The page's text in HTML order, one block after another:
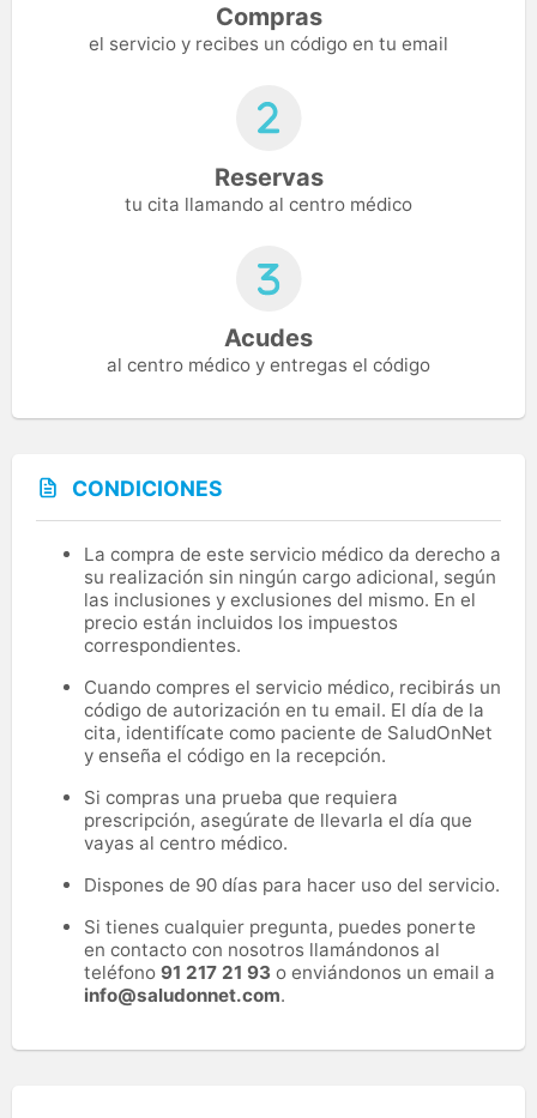
Compras
el servicio y recibes un código en tu email
Reservas
tu cita llamando al centro médico
Acudes
al centro médico y entregas el código
CONDICIONES
La compra de este servicio médico da derecho a
su realización sin ningún cargo adicional, según
las inclusiones y exclusiones del mismo. En el
precio están incluidos los impuestos
correspondientes.
Cuando compres el servicio médico, recibirás un
código de autorización en tu email. El día de la
cita, identifícate como paciente de SaludOnNet
y enseña el código en la recepción.
Si compras una prueba que requiera
prescripción, asegúrate de llevarla el día que
vayas al centro médico.
Dispones de 90 días para hacer uso del servicio.
Si tienes cualquier pregunta, puedes ponerte
en contacto con nosotros llamándonos al
teléfono 91 217 21 93 o enviándonos un email a
info@saludonnet.com.